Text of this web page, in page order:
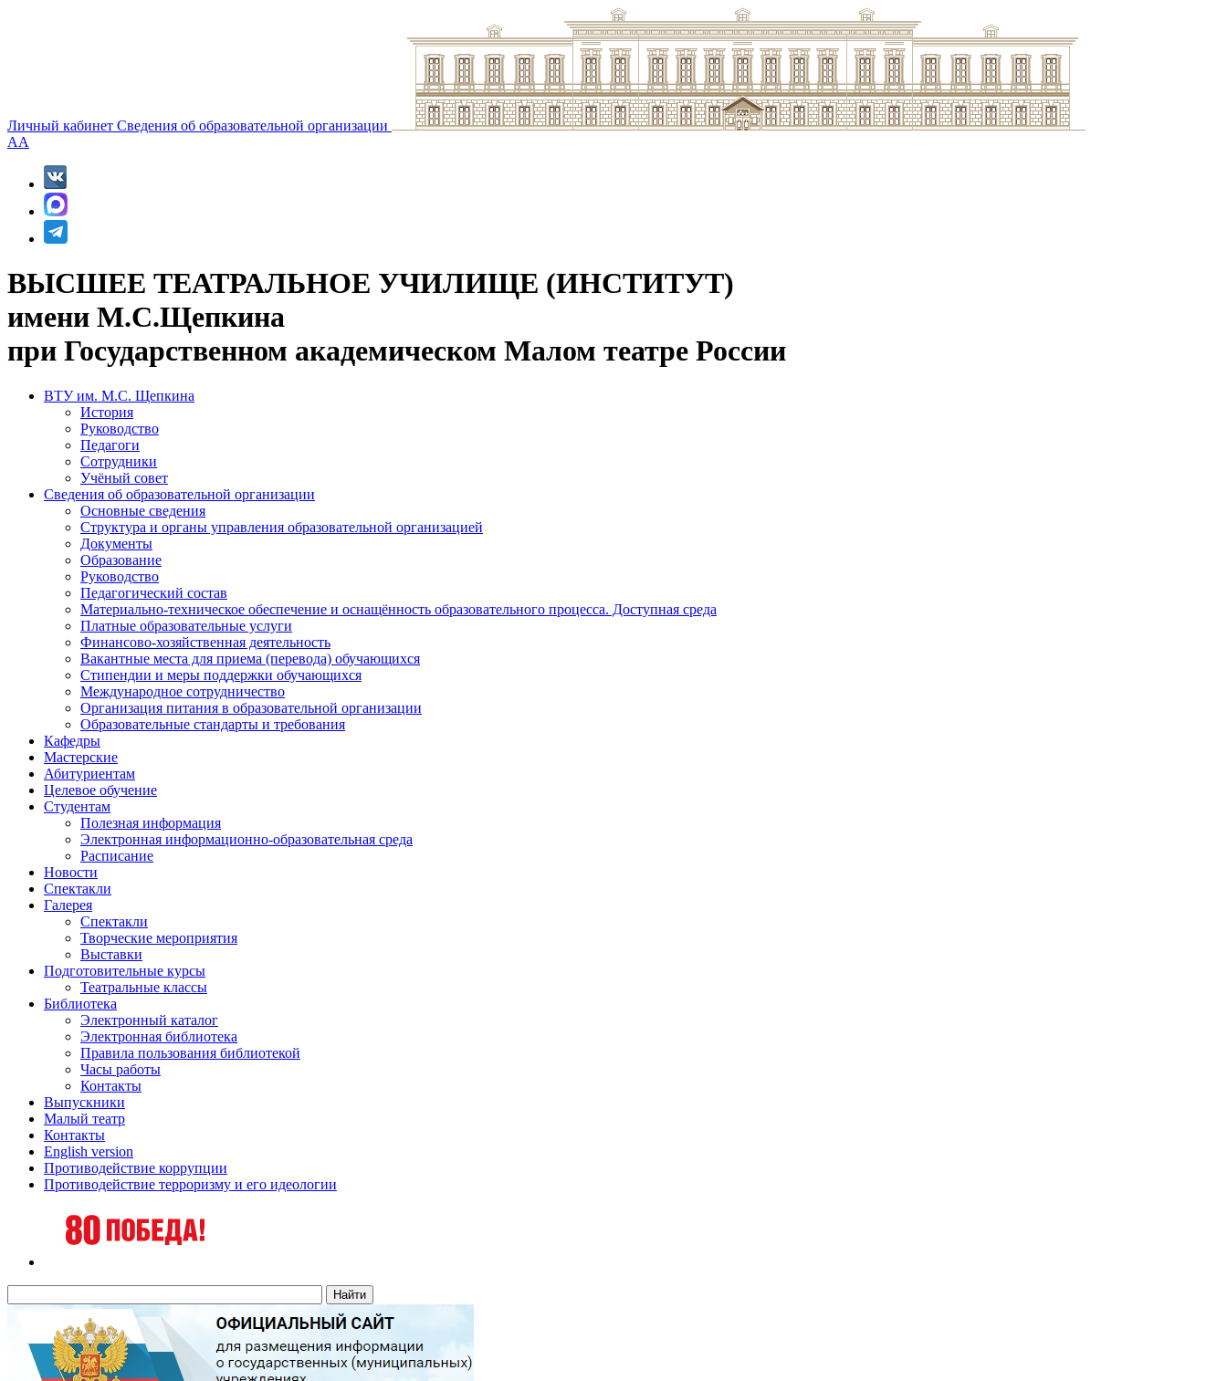
Личный кабинет Сведения об образовательной организации
AA
ВЫСШЕЕ ТЕАТРАЛЬНОЕ УЧИЛИЩЕ (ИНСТИТУТ)
имени М.С.Щепкина
при Государственном академическом Малом театре России
ВТУ им. М.С. Щепкина
История
Руководство
Педагоги
Сотрудники
Учёный совет
Сведения об образовательной организации
Основные сведения
Структура и органы управления образовательной организацией
Документы
Образование
Руководство
Педагогический состав
Материально-техническое обеспечение и оснащённость образовательного процесса. Доступная среда
Платные образовательные услуги
Финансово-хозяйственная деятельность
Вакантные места для приема (перевода) обучающихся
Стипендии и меры поддержки обучающихся
Международное сотрудничество
Организация питания в образовательной организации
Образовательные стандарты и требования
Кафедры
Мастерские
Абитуриентам
Целевое обучение
Студентам
Полезная информация
Электронная информационно-образовательная среда
Расписание
Новости
Спектакли
Галерея
Спектакли
Творческие мероприятия
Выставки
Подготовительные курсы
Театральные классы
Библиотека
Электронный каталог
Электронная библиотека
Правила пользования библиотекой
Часы работы
Контакты
Выпускники
Малый театр
Контакты
English version
Противодействие коррупции
Противодействие терроризму и его идеологии